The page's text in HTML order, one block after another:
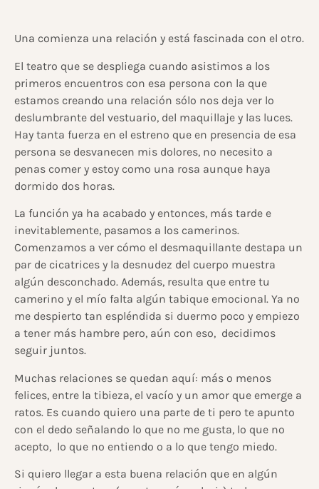
Una comienza una relación y está fascinada con el otro.
El teatro que se despliega cuando asistimos a los
primeros encuentros con esa persona con la que
estamos creando una relación sólo nos deja ver lo
deslumbrante del vestuario, del maquillaje y las luces.
Hay tanta fuerza en el estreno que en presencia de esa
persona se desvanecen mis dolores, no necesito a
penas comer y estoy como una rosa aunque haya
dormido dos horas.
La función ya ha acabado y entonces, más tarde e
inevitablemente, pasamos a los camerinos.
Comenzamos a ver cómo el desmaquillante destapa un
par de cicatrices y la desnudez del cuerpo muestra
algún desconchado. Además, resulta que entre tu
camerino y el mío falta algún tabique emocional. Ya no
me despierto tan espléndida si duermo poco y empiezo
a tener más hambre pero, aún con eso, decidimos
seguir juntos.
Muchas relaciones se quedan aquí: más o menos
felices, entre la tibieza, el vacío y un amor que emerge a
ratos. Es cuando quiero una parte de ti pero te apunto
con el dedo señalando lo que no me gusta, lo que no
acepto, lo que no entiendo o a lo que tengo miedo.
Si quiero llegar a esta buena relación que en algún